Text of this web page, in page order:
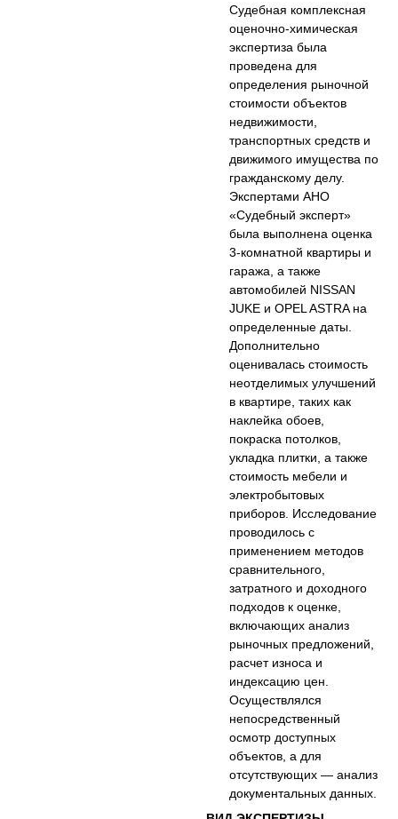
Судебная комплексная
оценочно-химическая
экспертиза была
проведена для
определения рыночной
стоимости объектов
недвижимости,
транспортных средств и
движимого имущества по
гражданскому делу.
Экспертами АНО
«Судебный эксперт»
была выполнена оценка
3-комнатной квартиры и
гаража, а также
автомобилей NISSAN
JUKE и OPEL ASTRA на
определенные даты.
Дополнительно
оценивалась стоимость
неотделимых улучшений
в квартире, таких как
наклейка обоев,
покраска потолков,
укладка плитки, а также
стоимость мебели и
электробытовых
приборов. Исследование
проводилось с
применением методов
сравнительного,
затратного и доходного
подходов к оценке,
включающих анализ
рыночных предложений,
расчет износа и
индексацию цен.
Осуществлялся
непосредственный
осмотр доступных
объектов, а для
отсутствующих — анализ
документальных данных.